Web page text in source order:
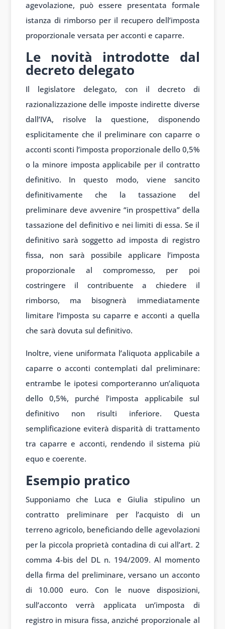
agevolazione, può essere presentata formale
istanza di rimborso per il recupero dell’imposta
proporzionale versata per acconti e caparre.
Le novità introdotte dal
decreto delegato
Il legislatore delegato, con il decreto di
razionalizzazione delle imposte indirette diverse
dall’IVA, risolve la questione, disponendo
esplicitamente che il preliminare con caparre o
acconti sconti l’imposta proporzionale dello 0,5%
o la minore imposta applicabile per il contratto
definitivo. In questo modo, viene sancito
definitivamente che la tassazione del
preliminare deve avvenire “in prospettiva” della
tassazione del definitivo e nei limiti di essa. Se il
definitivo sarà soggetto ad imposta di registro
fissa, non sarà possibile applicare l’imposta
proporzionale al compromesso, per poi
costringere il contribuente a chiedere il
rimborso, ma bisognerà immediatamente
limitare l’imposta su caparre e acconti a quella
che sarà dovuta sul definitivo.
Inoltre, viene uniformata l’aliquota applicabile a
caparre o acconti contemplati dal preliminare:
entrambe le ipotesi comporteranno un’aliquota
dello 0,5%, purché l’imposta applicabile sul
definitivo non risulti inferiore. Questa
semplificazione eviterà disparità di trattamento
tra caparre e acconti, rendendo il sistema più
equo e coerente.
Esempio pratico
Supponiamo che Luca e Giulia stipulino un
contratto preliminare per l’acquisto di un
terreno agricolo, beneficiando delle agevolazioni
per la piccola proprietà contadina di cui all’art. 2
comma 4-bis del DL n. 194/2009. Al momento
della firma del preliminare, versano un acconto
di 10.000 euro. Con le nuove disposizioni,
sull’acconto verrà applicata un’imposta di
registro in misura fissa, anziché proporzionale al